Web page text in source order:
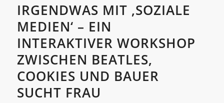
IRGENDWAS MIT ‚SOZIALE
MEDIEN‘ – EIN
INTERAKTIVER WORKSHOP
ZWISCHEN BEATLES,
COOKIES UND BAUER
SUCHT FRAU